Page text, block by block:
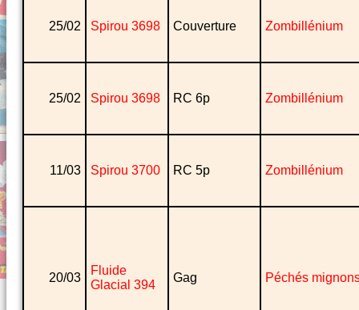
25/02 Spirou 3698 Couverture Zombillénium
25/02 Spirou 3698 RC 6p Zombillénium
11/03 Spirou 3700 RC 5p Zombillénium
20/03
Fluide
Glacial 394
Gag Péchés